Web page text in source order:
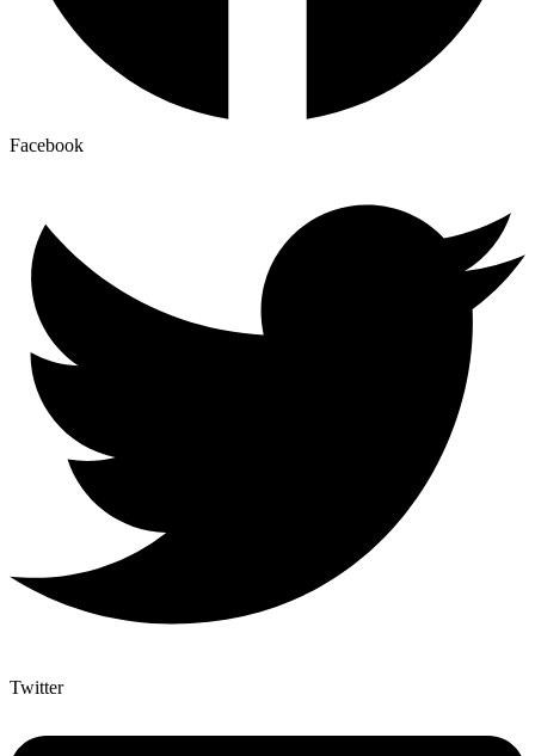
Facebook
Twitter